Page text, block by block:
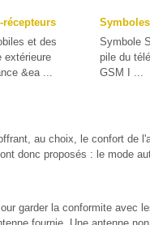
et des
extérieure
&ea ...
Symbole
pile du
GSM I ...
au choix, le confort de
donc proposés : le mode
garder la conformite avec